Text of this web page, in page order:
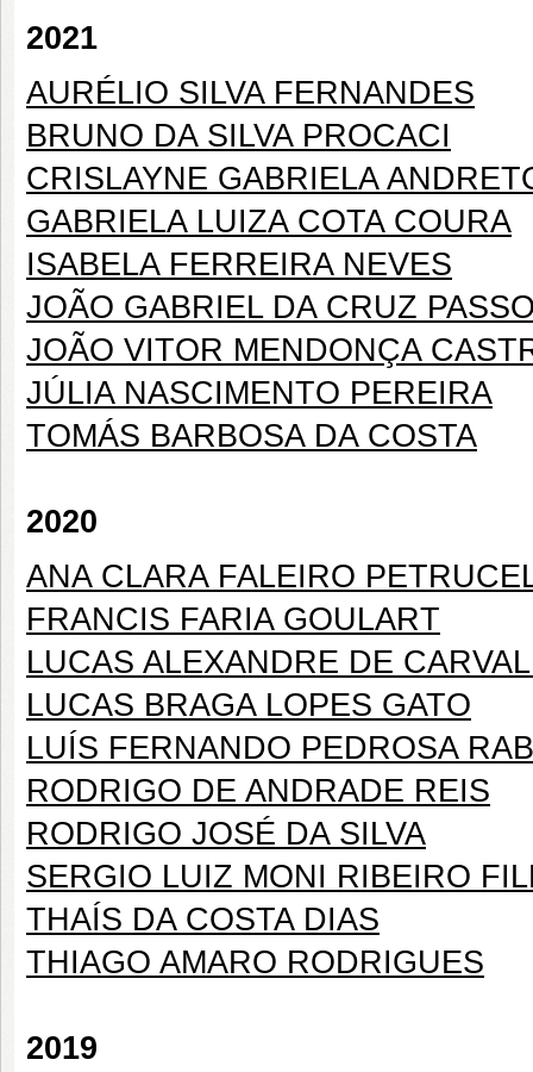
2021
AURÉLIO SILVA FERNANDES
BRUNO DA SILVA PROCACI
CRISLAYNE GABRIELA
GABRIELA LUIZA COTA COURA
ISABELA FERREIRA NEVES
JOÃO GABRIEL DA CRUZ
JOÃO VITOR MENDONÇA
JÚLIA NASCIMENTO PEREIRA
TOMÁS BARBOSA DA COSTA
2020
ANA CLARA FALEIRO
FRANCIS FARIA GOULART
LUCAS ALEXANDRE DE
LUCAS BRAGA LOPES GATO
LUÍS FERNANDO PEDROSA
RODRIGO DE ANDRADE REIS
RODRIGO JOSÉ DA SILVA
SERGIO LUIZ MONI RIBEIRO
THAÍS DA COSTA DIAS
THIAGO AMARO RODRIGUES
2019